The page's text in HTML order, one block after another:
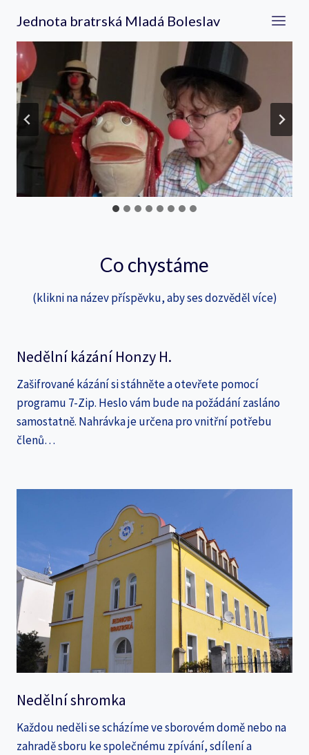
obsah
Jednota bratrská Mladá Boleslav
Co chystáme
(klikni na název příspěvku, aby ses dozvěděl více)
Nedělní kázání Honzy H.
Zašifrované kázání si stáhněte a otevřete pomocí
programu 7-Zip. Heslo vám bude na požádání zasláno
samostatně. Nahrávka je určena pro vnitřní potřebu
členů…
Nedělní shromka
Každou neděli se scházíme ve sborovém domě nebo na
zahradě sboru ke společnému zpívání, sdílení a